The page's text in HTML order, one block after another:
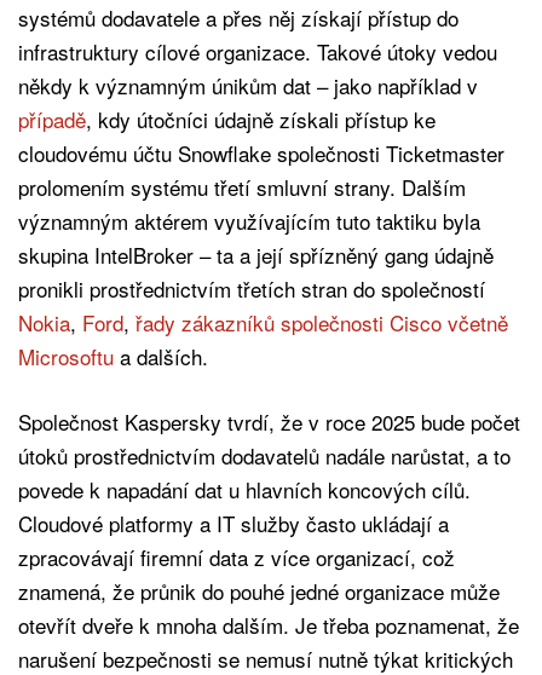
systémů dodavatele a přes něj získají přístup do
infrastruktury cílové organizace. Takové útoky vedou
někdy k významným únikům dat – jako například v
případě, kdy útočníci údajně získali přístup ke
cloudovému účtu Snowflake společnosti Ticketmaster
prolomením systému třetí smluvní strany. Dalším
významným aktérem využívajícím tuto taktiku byla
skupina IntelBroker – ta a její spřízněný gang údajně
pronikli prostřednictvím třetích stran do společností
Nokia, Ford, řady zákazníků společnosti Cisco včetně
Microsoftu a dalších.
Společnost Kaspersky tvrdí, že v roce 2025 bude počet
útoků prostřednictvím dodavatelů nadále narůstat, a to
povede k napadání dat u hlavních koncových cílů.
Cloudové platformy a IT služby často ukládají a
zpracovávají firemní data z více organizací, což
znamená, že průnik do pouhé jedné organizace může
otevřít dveře k mnoha dalším. Je třeba poznamenat, že
narušení bezpečnosti se nemusí nutně týkat kritických